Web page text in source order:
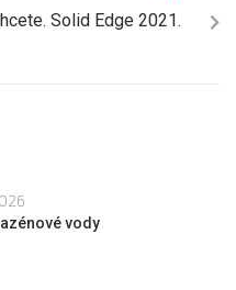
Solid Edge 2021.
vody